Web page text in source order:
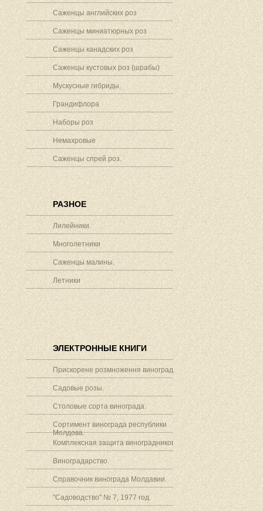
Саженцы английских роз
Саженцы миниатюрных роз
Саженцы канадских роз
Саженцы кустовых роз (шрабы)
Мускусные гибриды.
Грандифлора
Наборы роз
Немахровые
Саженцы спрей роз.
РАЗНОЕ
Лилейники.
Многолетники
Саженцы малины.
Летники
ЭЛЕКТРОННЫЕ КНИГИ
Прискорене розмноження винограду.
Садовые розы.
Столовые сорта винограда.
Сортимент винограда республики
Молдова.
Комплексная защита виноградников.
Виноградарство.
Справочник винограда Молдавии.
"Садоводство" № 7, 1977 год.